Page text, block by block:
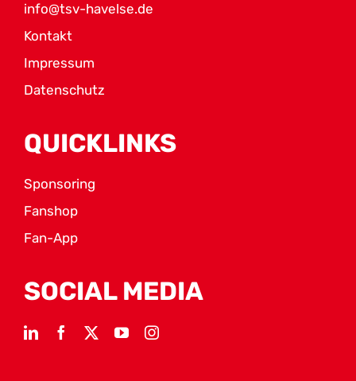
info@tsv-havelse.de
Kontakt
Impressum
Datenschutz
QUICKLINKS
Sponsoring
Fanshop
Fan-App
SOCIAL MEDIA